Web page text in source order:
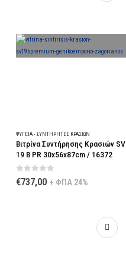
ΨΥΓΕΊΑ - ΣΥΝΤΗΡΗΤΈΣ ΚΡΑΣΙΏΝ
Βιτρίνα Συντήρησης Κρασιών SV
19 B PR 30x56x87cm / 16372
0out of 5
€737,00 + ΦΠΑ 24%